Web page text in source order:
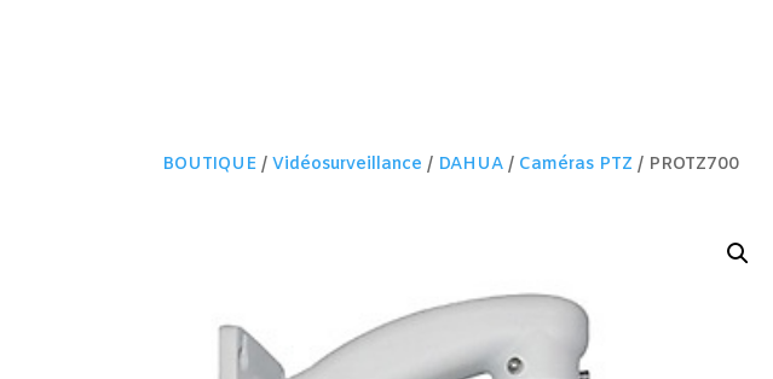
BOUTIQUE /Vidéosurveillance / DAHUA / Caméras PTZ / PROTZ700